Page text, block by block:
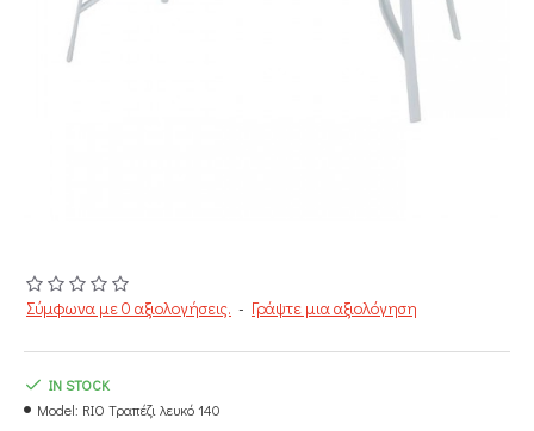
Σύμφωνα με 0 αξιολογήσεις. - Γράψτε μια αξιολόγηση
IN STOCK
Model: RIO Τραπέζι λευκό 140